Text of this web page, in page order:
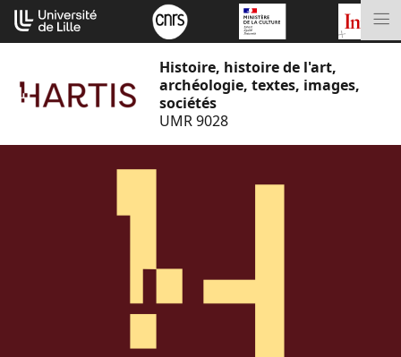
Aller
au
contenu
Histoire, histoire de l'art,
archéologie, textes, images,
sociétés
UMR 9028
Cookies management panel